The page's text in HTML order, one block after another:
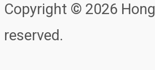
Copyright © 2026
reserved.